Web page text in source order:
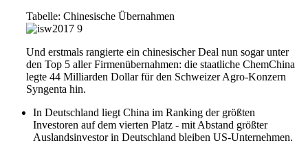
Tabelle: Chinesische Übernahmen
Und erstmals rangierte ein chinesischer Deal nun sogar unter
den Top 5 aller Firmenübernahmen: die staatliche ChemChina
legte 44 Milliarden Dollar für den Schweizer Agro-Konzern
Syngenta hin.
In Deutschland liegt China im Ranking der größten
Investoren auf dem vierten Platz - mit Abstand größter
Auslandsinvestor in Deutschland bleiben US-Unternehmen.